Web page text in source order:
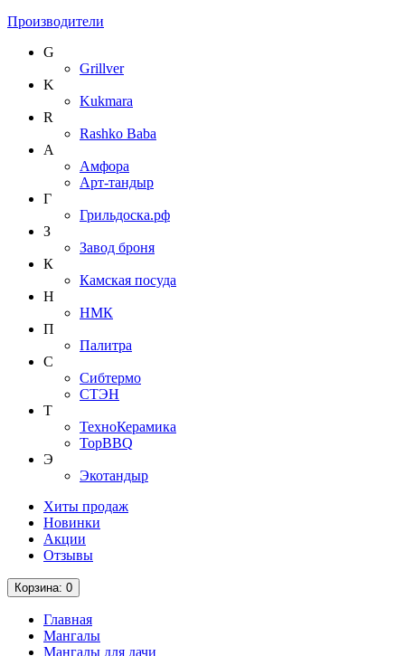
Производители
G
Grillver
K
Kukmara
R
Rashko Baba
А
Амфора
Арт-тандыр
Г
Грильдоска.рф
З
Завод броня
К
Камская посуда
Н
НМК
П
Палитра
С
Сибтермо
СТЭН
Т
ТехноКерамика
ТорBBQ
Э
Экотандыр
Хиты продаж
Новинки
Акции
Отзывы
Корзина: 0
Главная
Мангалы
Мангалы для дачи